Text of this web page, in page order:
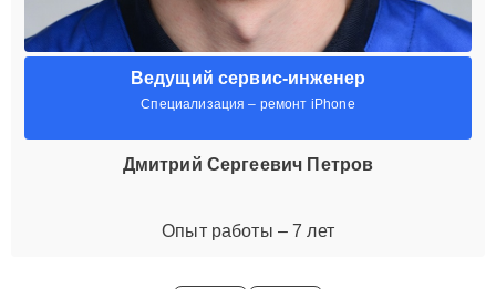
Ведущий сервис-инженер
Специализация – ремонт iPhone
Дмитрий Сергеевич Петров
Опыт работы – 7 лет